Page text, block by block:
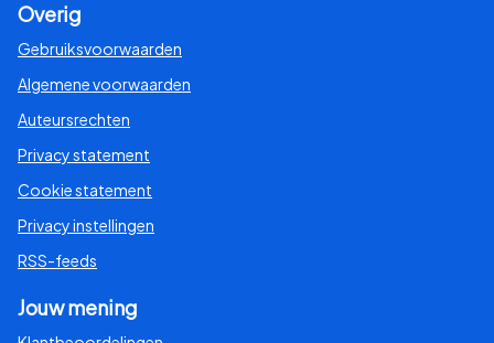
Overig
Gebruiksvoorwaarden
Algemene voorwaarden
Auteursrechten
Privacy statement
Cookie statement
Privacy instellingen
RSS-feeds
Jouw mening